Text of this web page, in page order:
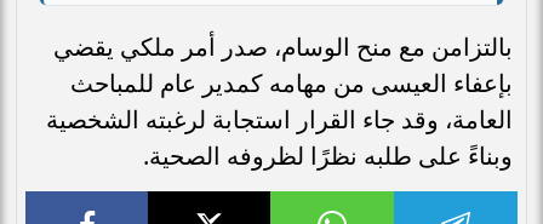
بالتزامن مع منح الوسام، صدر أمر ملكي يقضي
بإعفاء العيسى من مهامه كمدير عام للمباحث
العامة، وقد جاء القرار استجابة لرغبته الشخصية
وبناءً على طلبه نظرًا لظروفه الصحية.